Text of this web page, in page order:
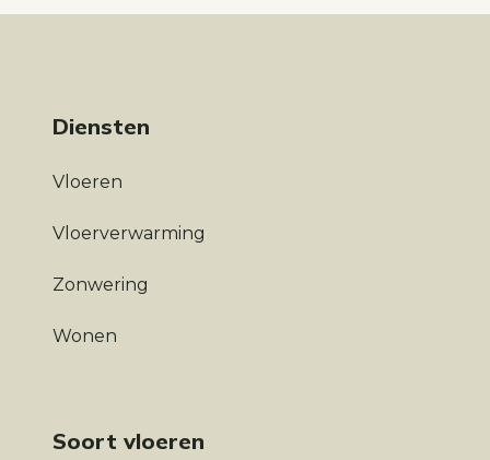
Diensten
Vloeren
Vloerverwarming
Zonwering
Wonen
Soort vloeren